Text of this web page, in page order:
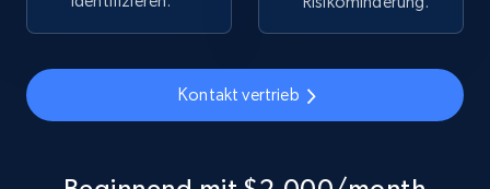
Kontakt vertrieb